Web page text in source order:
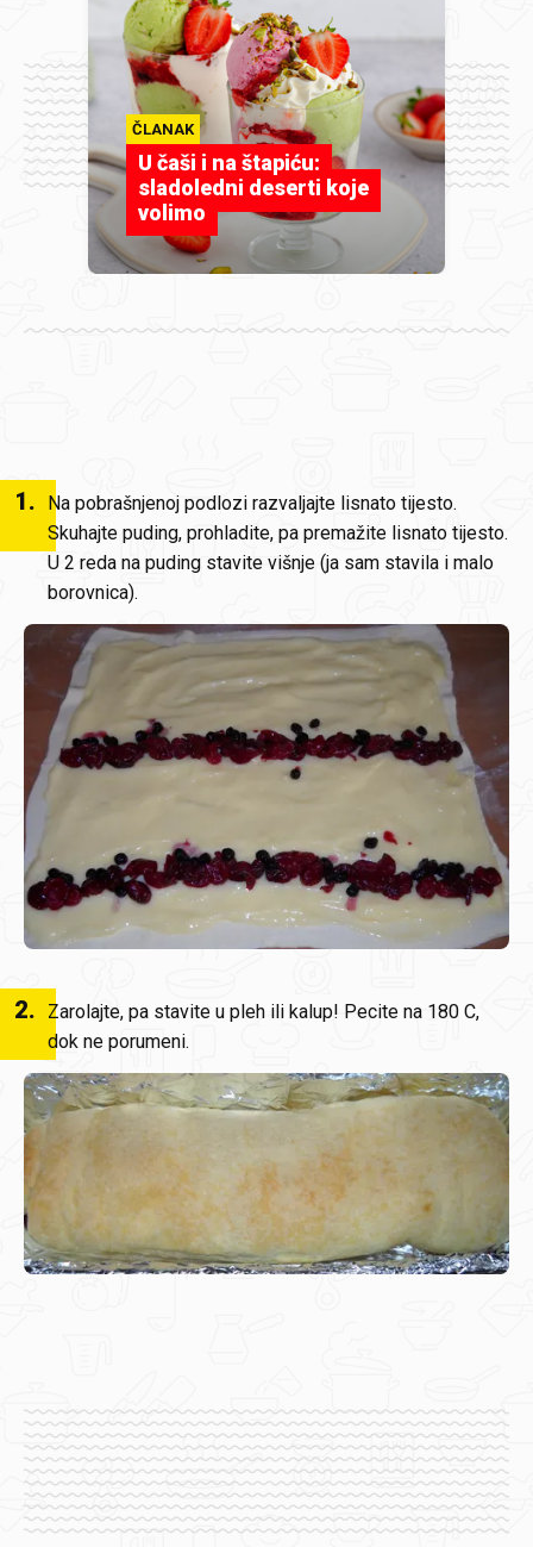
ČLANAK
U čaši i na štapiću:
sladoledni deserti koje
volimo
1.
Na pobrašnjenoj podlozi razvaljajte lisnato tijesto.
Skuhajte puding, prohladite, pa premažite lisnato tijesto.
U 2 reda na puding stavite višnje (ja sam stavila i malo
borovnica).
2.
Zarolajte, pa stavite u pleh ili kalup! Pecite na 180 C,
dok ne porumeni.